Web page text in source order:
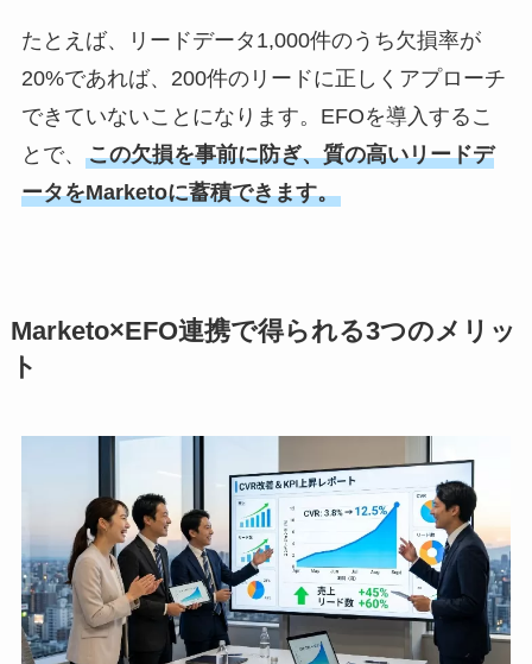
たとえば、リードデータ1,000件のうち欠損率が
20%であれば、200件のリードに正しくアプローチ
できていないことになります。EFOを導入するこ
とで、 この欠損を事前に防ぎ、質の高いリードデ
ータをMarketoに蓄積できます。
Marketo×EFO連携で得られる3つのメリッ
ト